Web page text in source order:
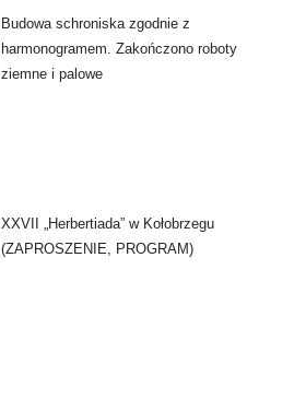
Budowa schroniska zgodnie z
harmonogramem. Zakończono roboty
ziemne i palowe
XXVII „Herbertiada” w Kołobrzegu
(ZAPROSZENIE, PROGRAM)